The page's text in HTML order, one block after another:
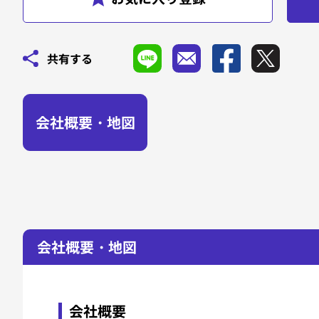
共有する
会社概要・地図
会社概要・地図
会社概要